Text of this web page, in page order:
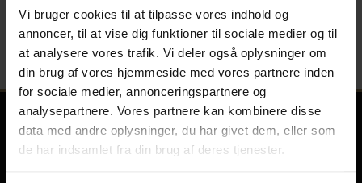
Vi bruger cookies til at tilpasse vores indhold og
annoncer, til at vise dig funktioner til sociale medier og til
at analysere vores trafik. Vi deler også oplysninger om
din brug af vores hjemmeside med vores partnere inden
for sociale medier, annonceringspartnere og
analysepartnere. Vores partnere kan kombinere disse
data med andre oplysninger, du har givet dem, eller som
de har indsamlet fra din brug af deres tjenester.
Læs mere her
Kontakt